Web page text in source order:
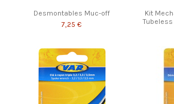
Desmontables Muc-off
7,25 €
Kit